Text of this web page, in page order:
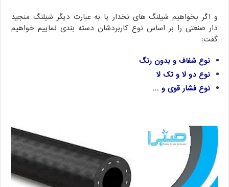
و اگر بخواهیم شیلنگ های نخدار یا به عبارت دیگر شیلنگ منجید
دار صنعتی را بر اساس نوع کاربردشان دسته بندی نماییم خواهیم
گفت:
نوع شفاف و بدون رنگ
نوع دو لا و تک لا
نوع فشار قوی و …